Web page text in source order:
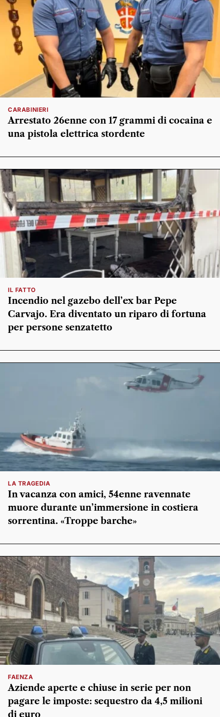
CARABINIERI
Arrestato 26enne con 17 grammi di cocaina e
una pistola elettrica stordente
IL FATTO
Incendio nel gazebo dell’ex bar Pepe
Carvajo. Era diventato un riparo di fortuna
per persone senzatetto
LA TRAGEDIA
In vacanza con amici, 54enne ravennate
muore durante un’immersione in costiera
sorrentina. «Troppe barche»
FAENZA
Aziende aperte e chiuse in serie per non
pagare le imposte: sequestro da 4,5 milioni
di euro